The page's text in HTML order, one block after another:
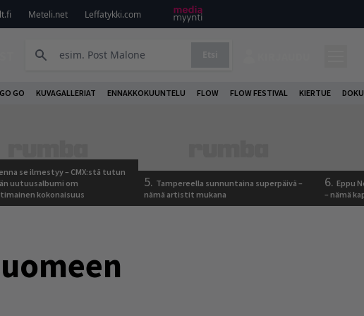
Meteli.net Leffatykki.com
GO KUVAGALLERIAT ENNAKKOKUUNTELU FLOW FLOW FESTIVAL KIERTUE
se ilmestyy – CMX:stä tutun
uutuusalbumi om
kokonaisuus
5. Tampereella sunnuntaina superpäivä –
nämä artistit mukana
6. Eppu
– nämä